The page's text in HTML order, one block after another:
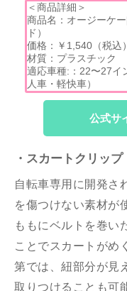
＜商品詳細＞
商品名：オージーケ
ド）
価格：￥1,540（税込）
材質：プラスチック
適応車種:：22〜27イ
人車・軽快車）
公式サ
・スカートクリップ
自転車専用に開発さ
を傷つけない素材が
ももにベルトを巻い
ことでスカートがめ
第では、紐部分が見
取りつけることも可